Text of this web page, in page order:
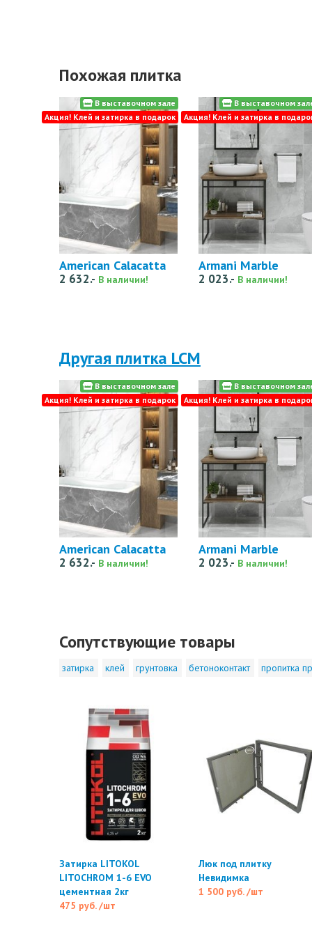
Похожая плитка
American Calacatta
2 632.- В наличии!
В выставочном зале
Акция! Клей и затирка в подарок
Armani Marble
2 023.- В наличии!
В выставочном
Акция! Клей и затирка в
Другая плитка LCM
American Calacatta
2 632.- В наличии!
В выставочном зале
Акция! Клей и затирка в подарок
Armani Marble
2 023.- В наличии!
В выставочном
Акция! Клей и затирка в
Сопутствующие товары
затирка клей грунтовка бетоноконтакт пропитка
Затирка LITOKOL
LITOCHROM 1-6 EVO
цементная 2кг
475 руб./шт
Люк под плитку
Невидимка
1 500 руб./шт